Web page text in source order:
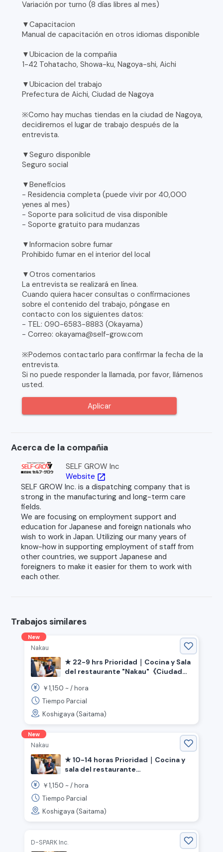
Variación por turno (8 días libres al mes)
▼Capacitacion
Manual de capacitación en otros idiomas disponible
▼Ubicacion de la compañia
1-42 Tohatacho, Showa-ku, Nagoya-shi, Aichi
▼Ubicacion del trabajo
Prefectura de Aichi, Ciudad de Nagoya
※Como hay muchas tiendas en la ciudad de Nagoya,
decidiremos el lugar de trabajo después de la
entrevista.
▼Seguro disponible
Seguro social
▼Beneficios
- Residencia completa (puede vivir por 40,000
yenes al mes)
- Soporte para solicitud de visa disponible
- Soporte gratuito para mudanzas
▼Informacion sobre fumar
Prohibido fumar en el interior del local
▼Otros comentarios
La entrevista se realizará en línea.
Cuando quiera hacer consultas o confirmaciones
sobre el contenido del trabajo, póngase en
contacto con los siguientes datos:
- TEL: 090-6583-8883 (Okayama)
- Correo: okayama@self-grow.com
※Podemos contactarlo para confirmar la fecha de la
entrevista.
Si no puede responder la llamada, por favor, llámenos
usted.
Aplicar
Acerca de la compañia
SELF GROW Inc
Website open_in_new
SELF GROW Inc. is a dispatching company that is
strong in the manufacturing and long-term care
fields.
We are focusing on employment support and
education for Japanese and foreign nationals who
wish to work in Japan. Utilizing our many years of
know-how in supporting employment of staff from
other countries, we support Japanese and
foreigners to make it easier for them to work with
each other.
Trabajos similares
New
Nakau
★ 22-9 hrs Prioridad｜Cocina y Sala
del restaurante "Nakau"《Ciudad
Saitama, Estación Sengendai》
￥1,150 ~ /hora
Tiempo Parcial
Koshigaya (Saitama)
New
Nakau
★ 10-14 horas Prioridad｜Cocina y
sala del restaurante
Prefectura de Saitama, Estación
Shin-Koshigaya》
￥1,150 ~ /hora
Tiempo Parcial
Koshigaya (Saitama)
D-SPARK Inc.